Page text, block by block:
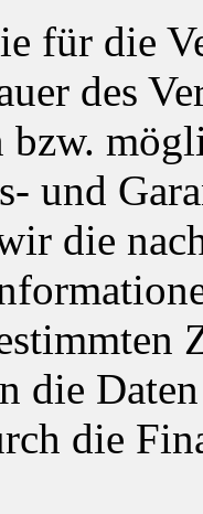
für die
des
bzw.
und
die
die
die